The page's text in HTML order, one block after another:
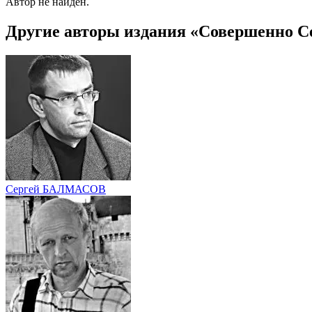
Другие авторы издания «Совершенно
Сергей БАЛМАСОВ